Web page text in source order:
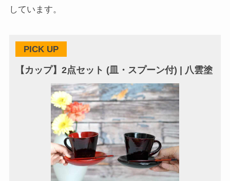
しています。
PICK UP
【カップ】2点セット (皿・スプーン付) | 八雲塗